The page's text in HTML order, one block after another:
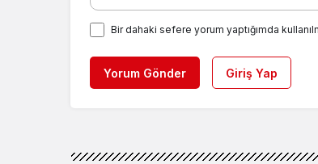
Bir dahaki sefere yorum yaptığımda
Yorum Gönder Giriş Yap